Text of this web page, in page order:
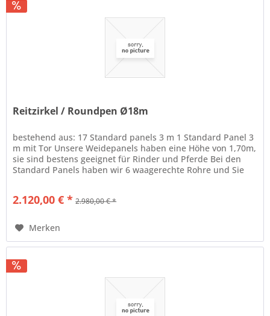
Reitzirkel / Roundpen Ø18m
bestehend aus: 17 Standard panels 3 m 1 Standard Panel 3
m mit Tor Unsere Weidepanels haben eine Höhe von 1,70m,
sie sind bestens geeignet für Rinder und Pferde Bei den
Standard Panels haben wir 6 waagerechte Rohre und Sie
2.120,00 € * 2.980,00 € *
Merken